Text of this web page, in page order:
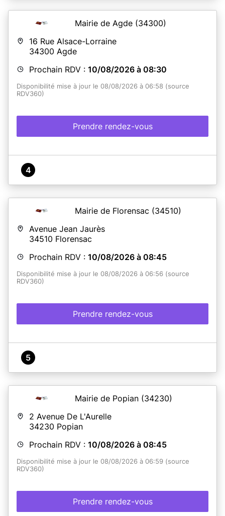
Mairie de Agde (34300)
16 Rue Alsace-Lorraine
34300 Agde
Prochain RDV : 10/08/2026 à 08:30
Disponibilité mise à jour le 08/08/2026 à 06:58 (source
RDV360)
Prendre rendez-vous
4
Mairie de Florensac (34510)
Avenue Jean Jaurès
34510 Florensac
Prochain RDV : 10/08/2026 à 08:45
Disponibilité mise à jour le 08/08/2026 à 06:56 (source
RDV360)
Prendre rendez-vous
5
Mairie de Popian (34230)
2 Avenue De L'Aurelle
34230 Popian
Prochain RDV : 10/08/2026 à 08:45
Disponibilité mise à jour le 08/08/2026 à 06:59 (source
RDV360)
Prendre rendez-vous